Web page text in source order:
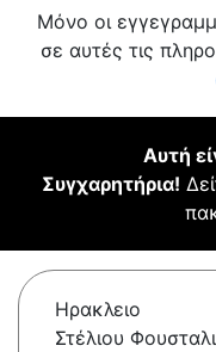
Μόνο οι
σε αυτές τις
Αυτή
Συγχαρητήρια!
Ηρακλειο
Στέλιου